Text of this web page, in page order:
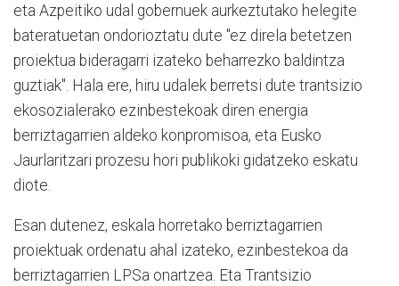
eta Azpeitiko udal gobernuek aurkeztutako helegite
bateratuetan ondorioztatu dute "ez direla betetzen
proiektua bideragarri izateko beharrezko baldintza
guztiak". Hala ere, hiru udalek berretsi dute trantsizio
ekosozialerako ezinbestekoak diren energia
berriztagarrien aldeko konpromisoa, eta Eusko
Jaurlaritzari prozesu hori publikoki gidatzeko eskatu
diote.
Esan dutenez, eskala horretako berriztagarrien
proiektuak ordenatu ahal izateko, ezinbestekoa da
berriztagarrien LPSa onartzea. Eta Trantsizio